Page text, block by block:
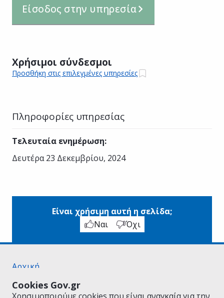
Cookies Gov.gr
Είσοδος στην υπηρεσία
Χρήσιμοι σύνδεσμοι
Προσθήκη στις επιλεγμένες υπηρεσίες
Πληροφορίες υπηρεσίας
Τελευταία ενημέρωση:
Δευτέρα 23 Δεκεμβρίου, 2024
Είναι χρήσιμη αυτή η σελίδα;
Ναι
Όχι
Αρχική
Όροι Χρήσης